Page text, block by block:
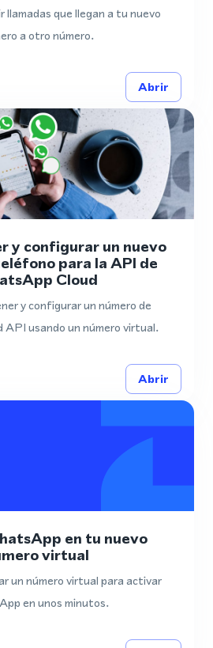
llamadas que llegan a tu nuevo
a otro número.
Abrir
y configurar un nuevo
para la API de
Cloud
y configurar un número de
usando un número virtual.
Abrir
en tu nuevo
virtual
un número virtual para activar
en unos minutos.